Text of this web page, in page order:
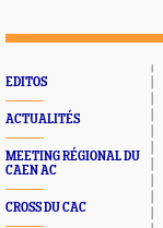
EDITOS
ACTUALITÉS
MEETING RÉGIONAL DU
CAEN AC
CROSS DU CAC